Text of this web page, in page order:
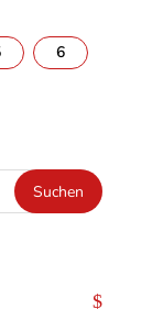
6
Suchen